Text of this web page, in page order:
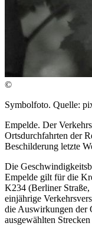
©
Symbolfoto. Quelle:
Empelde. Der
Ortsdurchfahrten der
Beschilderung letzte
Die
Empelde gilt für die
K234 (Berliner Straße,
einjährige
die Auswirkungen der
ausgewählten